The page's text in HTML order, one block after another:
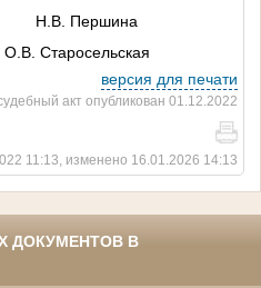
Першина
версия для печати
акт опубликован 01.12.2022
11:13, изменено 16.01.2026 14:13
ДОКУМЕНТОВ В